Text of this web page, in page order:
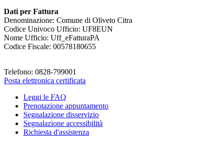
Dati per Fattura
Denominazione: Comune di Oliveto Citra
Codice Univoco Ufficio: UF8EUN
Nome Ufficio: Uff_eFatturaPA
Codice Fiscale: 00578180655
Telefono: 0828-799001
Posta elettronica certificata
Leggi le FAQ
Prenotazione appuntamento
Segnalazione disservizio
Segnalazione accessibilità
Richiesta d'assistenza